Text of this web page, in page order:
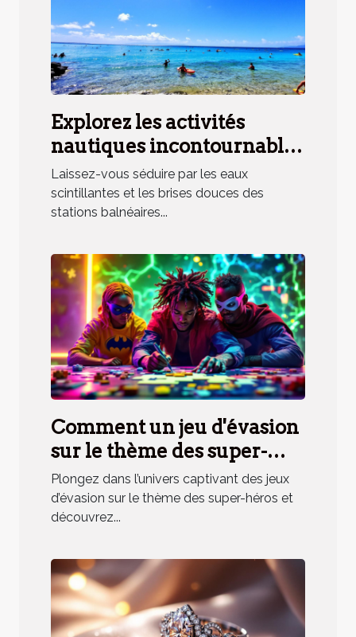
Explorez les activités
nautiques incontournables
en station balnéaire
méridionale
Laissez-vous séduire par les eaux
scintillantes et les brises douces des
stations balnéaires...
Comment un jeu d'évasion
sur le thème des super-
héros renforce la cohésion
d'équipe ?
Plongez dans l’univers captivant des jeux
d’évasion sur le thème des super-héros et
découvrez...